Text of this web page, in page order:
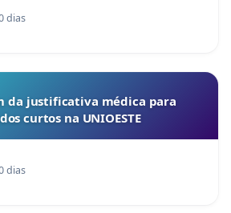
dias
da justificativa médica para
curtos na UNIOESTE
dias